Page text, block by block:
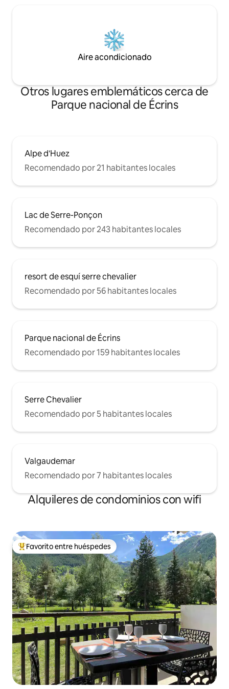
Aire acondicionado
Otros lugares emblemáticos cerca de
Parque nacional de Écrins
Alpe d'Huez
Recomendado por 21 habitantes locales
Lac de Serre-Ponçon
Recomendado por 243 habitantes locales
resort de esquí serre chevalier
Recomendado por 56 habitantes locales
Parque nacional de Écrins
Recomendado por 159 habitantes locales
Serre Chevalier
Recomendado por 5 habitantes locales
Valgaudemar
Recomendado por 7 habitantes locales
Alquileres de condominios con wifi
De los mejores en Favorito entre huéspedes
Favorito entre huéspedes